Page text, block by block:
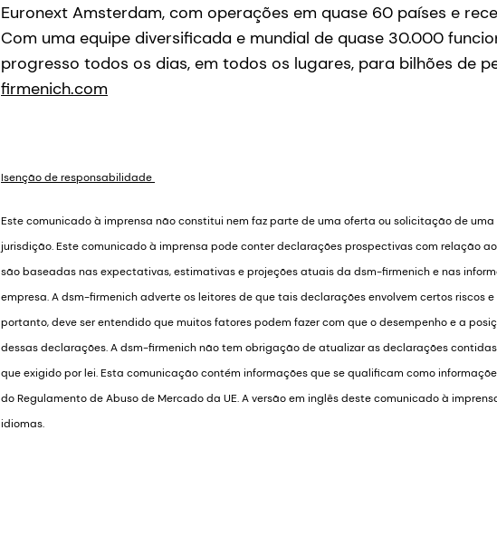
Euronext Amsterdam, com operações em quase 60 países e
Com uma equipe diversificada e mundial de quase 30.000
progresso todos os dias, em todos os lugares, para bilhões de
firmenich.com
Isenção de responsabilidade
Este comunicado à imprensa não constitui nem faz parte de uma oferta ou solicitação de
jurisdição. Este comunicado à imprensa pode conter declarações prospectivas com relação
são baseadas nas expectativas, estimativas e projeções atuais da dsm-firmenich e nas
empresa. A dsm-firmenich adverte os leitores de que tais declarações envolvem certos riscos
portanto, deve ser entendido que muitos fatores podem fazer com que o desempenho e a
dessas declarações. A dsm-firmenich não tem obrigação de atualizar as declarações
que exigido por lei. Esta comunicação contém informações que se qualificam como
do Regulamento de Abuso de Mercado da UE. A versão em inglês deste comunicado à
idiomas.